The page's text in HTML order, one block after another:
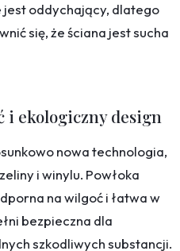
jest oddychający, dlatego
się, że ściana jest sucha
i ekologiczny design
nowa technologia,
i winylu. Powłoka
na wilgoć i łatwa w
bezpieczna dla
szkodliwych substancji.